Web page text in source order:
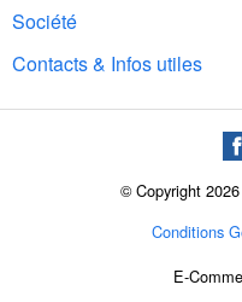
Société
Contacts & Infos utiles
© Copyright
Conditions
E-